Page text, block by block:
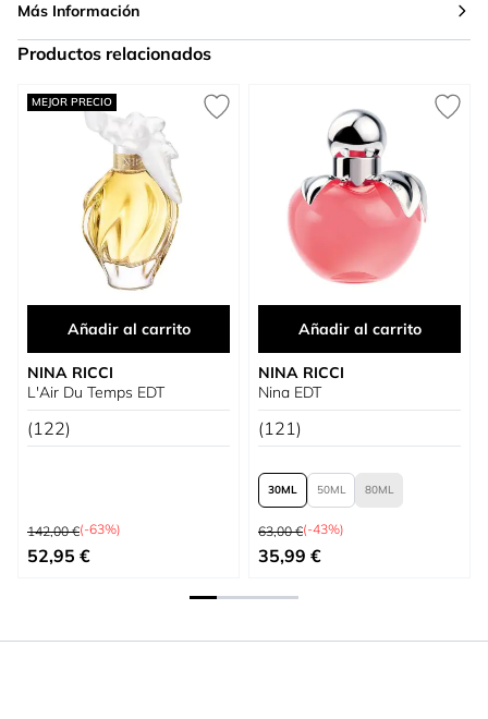
Más Información
Productos relacionados
Press to skip carousel
MEJOR PRECIO
Añadir al carrito
NINA RICCI
L'Air Du Temps EDT
(122)
Precio habitual
142,00 €(-63%)
Precio especial
52,95 €
Añadir al carrito
NINA RICCI
Nina EDT
(121)
30 50 80
Precio habitual
63,00 €(-43%)
Tan bajo como
35,99 €